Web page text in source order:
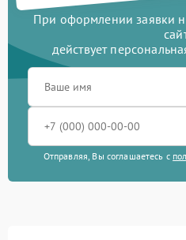
При оформлении заявки
действует
Отправляя, Вы соглашаетесь с